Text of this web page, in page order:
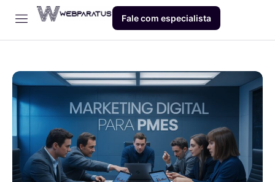
Dev
Produto
Blog
Contato
Fale com especialista